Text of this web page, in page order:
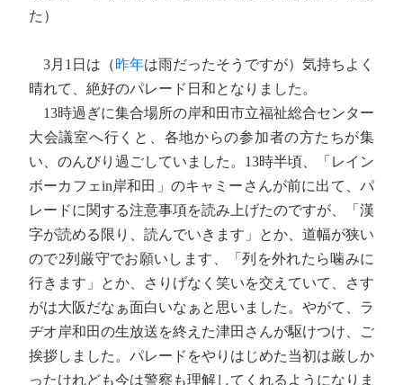
た）
3月1日は（昨年は雨だったそうですが）気持ちよく
晴れて、絶好のパレード日和となりました。
13時過ぎに集合場所の岸和田市立福祉総合センター
大会議室へ行くと、各地からの参加者の方たちが集
い、のんびり過ごしていました。13時半頃、「レイン
ボーカフェin岸和田」のキャミーさんが前に出て、パ
レードに関する注意事項を読み上げたのですが、「漢
字が読める限り、読んでいきます」とか、道幅が狭い
ので2列厳守でお願いします、「列を外れたら噛みに
行きます」とか、さりげなく笑いを交えていて、さす
がは大阪だなぁ面白いなぁと思いました。やがて、ラ
ヂオ岸和田の生放送を終えた津田さんが駆けつけ、ご
挨拶しました。パレードをやりはじめた当初は厳しか
ったけれども今は警察も理解してくれるようになりま